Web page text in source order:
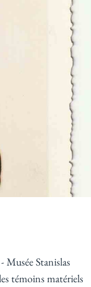
Musée Stanislas
témoins matériels